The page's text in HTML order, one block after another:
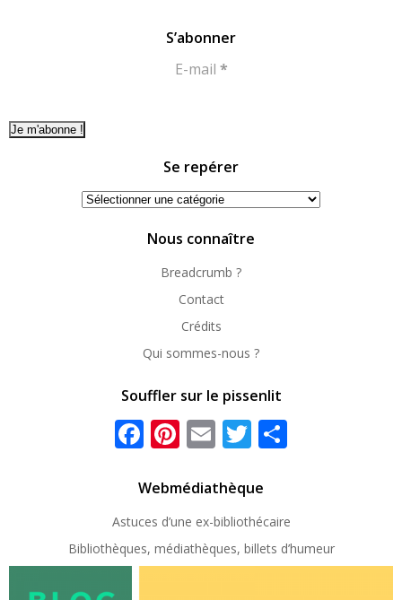
S’abonner
E-mail *
Se repérer
Se
Nous connaître
Breadcrumb ?
Contact
Crédits
Qui sommes-nous ?
Souffler sur le pissenlit
Facebook
Pinterest
EmailTwitter
Webmédiathèque
Astuces d’une ex-bibliothécaire
Bibliothèques, médiathèques, billets d’humeur